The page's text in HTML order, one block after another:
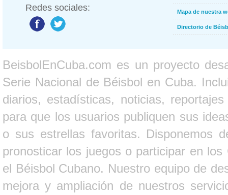
Redes sociales: Mapa de nuestra
Directorio de
BeisbolEnCuba.com es un proyecto
Serie Nacional de Béisbol en Cuba.
diarios, estadísticas, noticias,
para que los usuarios publiquen sus
o sus estrellas favoritas. Disponemos
pronosticar los juegos o participar en
el Béisbol Cubano. Nuestro equipo de
mejora y ampliación de nuestros